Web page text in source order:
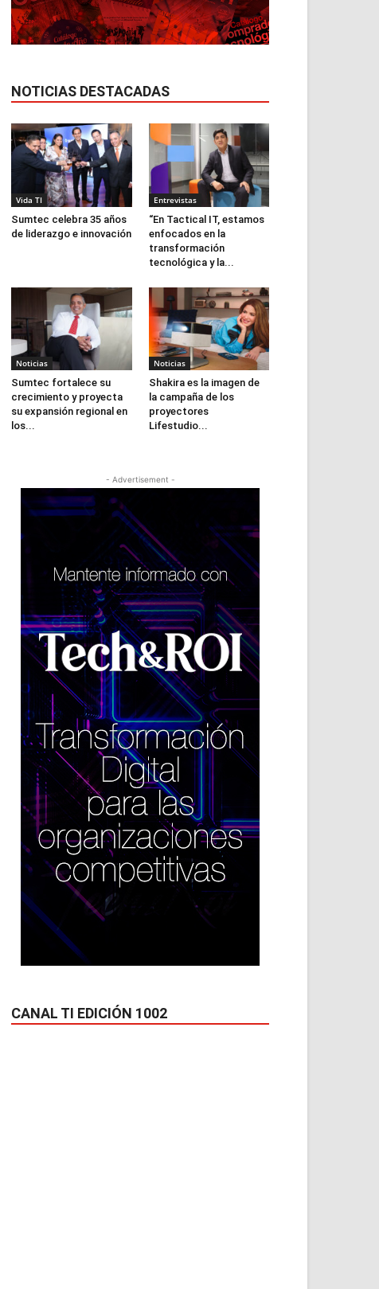
NOTICIAS DESTACADAS
Vida TI
Sumtec celebra 35 años
de liderazgo e innovación
Entrevistas
“En Tactical IT, estamos
enfocados en la
transformación
tecnológica y la...
Noticias
Sumtec fortalece su
crecimiento y proyecta
su expansión regional en
los...
Noticias
Shakira es la imagen de
la campaña de los
proyectores
Lifestudio...
- Advertisement -
CANAL TI EDICIÓN 1002